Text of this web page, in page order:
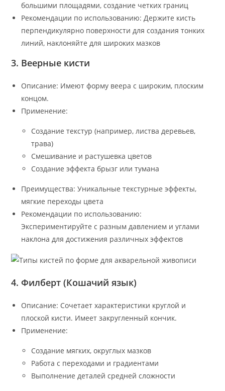
большими площадями, создание четких границ
Рекомендации по использованию: Держите кисть
перпендикулярно поверхности для создания тонких
линий, наклоняйте для широких мазков
3. Веерные кисти
Описание: Имеют форму веера с широким, плоским
концом.
Применение:
Создание текстур (например, листва деревьев,
трава)
Смешивание и растушевка цветов
Создание эффекта брызг или тумана
Преимущества: Уникальные текстурные эффекты,
мягкие переходы цвета
Рекомендации по использованию:
Экспериментируйте с разным давлением и углами
наклона для достижения различных эффектов
4. Филберт (Кошачий язык)
Описание: Сочетает характеристики круглой и
плоской кисти. Имеет закругленный кончик.
Применение:
Создание мягких, округлых мазков
Работа с переходами и градиентами
Выполнение деталей средней сложности